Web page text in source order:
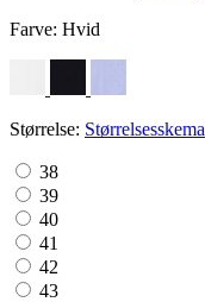
Farve: Hvid
Størrelse: Størrelsesskema
38
39
40
41
42
43